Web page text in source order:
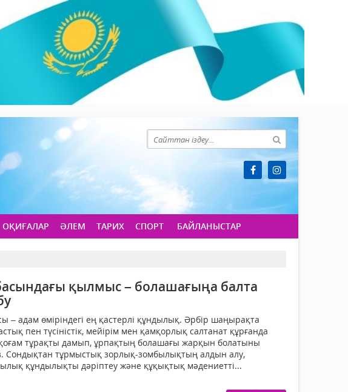
ОҚИҒАЛАР ӘЛЕМ ТАРИХ СПОРТ БАЙЛАНЫСТАР
қылмыс – болашағыңа балта
– адам өміріндегі ең қастерлі құндылық. Әрбір шаңырақта
пен түсіністік, мейірім мен қамқорлық салтанат құрғанда
тұрақты дамып, ұрпақтың болашағы жарқын болатыны
Сондықтан тұрмыстық зорлық-зомбылықтың алдын алу,
құндылықты дәріптеу және құқықтық мәдениетті...